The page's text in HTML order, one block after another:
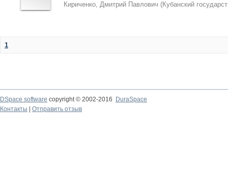
Кириченко, Дмитрий Павлович (Кубанский
1
DSpace software copyright © 2002-2016
DuraSpace
Контакты
Отправить отзыв